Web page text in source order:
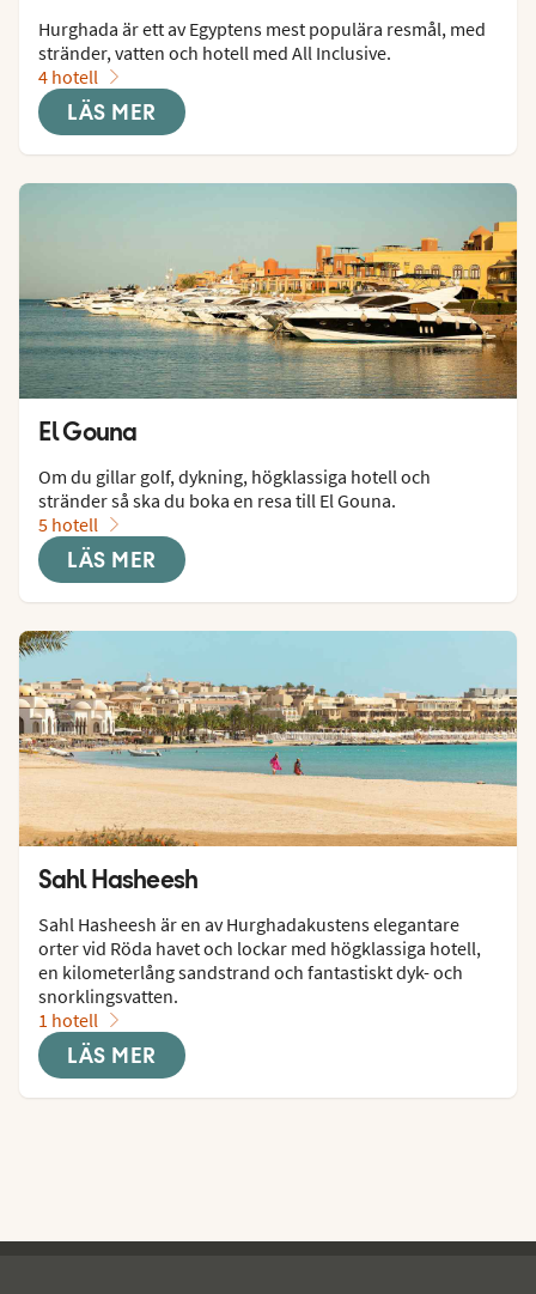
Hurghada är ett av Egyptens mest populära resmål, med
stränder, vatten och hotell med All Inclusive.
4 hotell
LÄS MER
El Gouna
Om du gillar golf, dykning, högklassiga hotell och
stränder så ska du boka en resa till El Gouna.
5 hotell
LÄS MER
Sahl Hasheesh
Sahl Hasheesh är en av Hurghadakustens elegantare
orter vid Röda havet och lockar med högklassiga hotell,
en kilometerlång sandstrand och fantastiskt dyk- och
snorklingsvatten.
1 hotell
LÄS MER